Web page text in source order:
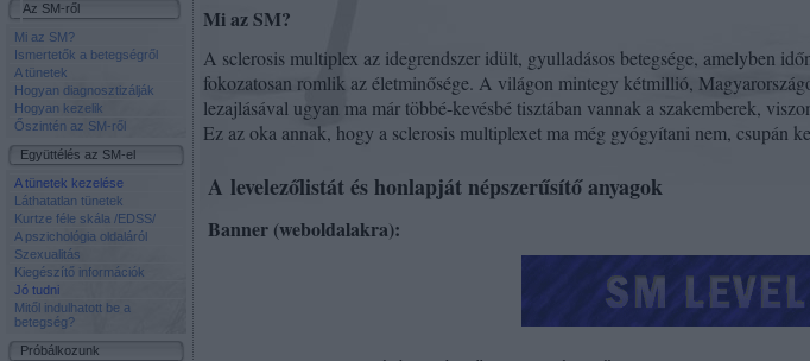
Az SM-ről
Mi az SM?
Ismertetők a betegségről
A tünetek
Hogyan diagnosztizálják
Hogyan kezelik
Őszintén az SM-ről
Együttélés az SM-el
A tünetek kezelése
Láthatatlan tünetek
Kurtze féle skála /EDSS/
A pszichológia oldaláról
Szexualitás
Kiegészítő információk
Jó tudni
Mitől indulhatott be a
betegség?
Próbálkozunk
Mi az SM?
A sclerosis multiplex az idegrendszer idült, gyulladásos betegsége, amelyben
fokozatosan romlik az életminősége. A világon mintegy kétmillió,
lezajlásával ugyan ma már többé-kevésbé tisztában vannak a szakemberek,
Ez az oka annak, hogy a sclerosis multiplexet ma még gyógyítani nem, csupán
A levelezőlistát és honlapját népszerűsítő anyagok
Banner (weboldalakra):